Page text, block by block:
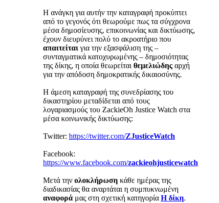
Η ανάγκη για αυτήν την καταγραφή προκύπτει
από το γεγονός ότι θεωρούμε πως τα σύγχρονα
μέσα δημοσίευσης, επικοινωνίας και δικτύωσης,
έχουν διευρύνει πολύ το ακροατήριο που
απαιτείται για την εξασφάλιση της –
συνταγματικά κατοχυρωμένης – δημοσιότητας
της δίκης, η οποία θεωρείται θεμελιώδης αρχή
για την απόδοση δημοκρατικής δικαιοσύνης.
Η άμεση καταγραφή της συνεδρίασης του
δικαστηρίου μεταδίδεται από τους
λογαριασμούς του ZackieOh Justice Watch στα
μέσα κοινωνικής δικτύωσης:
Twitter: https://twitter.com/ZJusticeWatch
Facebook:
https://www.facebook.com/zackieohjusticewatch
Μετά την ολοκλήρωση κάθε ημέρας της
διαδικασίας θα αναρτάται η συμπυκνωμένη
αναφορά μας στη σχετική κατηγορία Η δίκη.